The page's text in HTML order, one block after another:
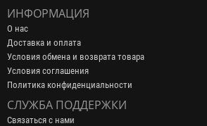
ИНФОРМАЦИЯ
О нас
Доставка и оплата
Условия обмена и возврата товара
Условия соглашения
Политика конфиденциальности
СЛУЖБА ПОДДЕРЖКИ
Связаться с нами